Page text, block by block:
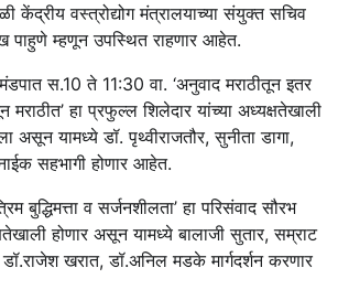
केंद्रीय वस्त्रोद्योग मंत्रालयाच्या संयुक्त सचिव
पाहुणे म्हणून उपस्थित राहणार आहेत.
स.10 ते 11:30 वा. ‘अनुवाद मराठीतून इतर
मराठीत’ हा प्रफुल्ल शिलेदार यांच्या अध्यक्षतेखाली
असून यामध्ये डॉ. पृथ्वीराजतौर, सुनीता डागा,
सहभागी होणार आहेत.
बुद्धिमत्ता व सर्जनशीलता’ हा परिसंवाद सौरभ
होणार असून यामध्ये बालाजी सुतार, सम्राट
खरात, डॉ.अनिल मडके मार्गदर्शन करणार